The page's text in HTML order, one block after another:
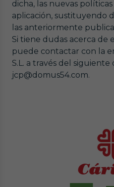
dicha, las nuevas
aplicación, sustituyendo
las anteriormente
Si tiene dudas acerca de
puede contactar con la
S.L. a través del
jcp@domus54.com.